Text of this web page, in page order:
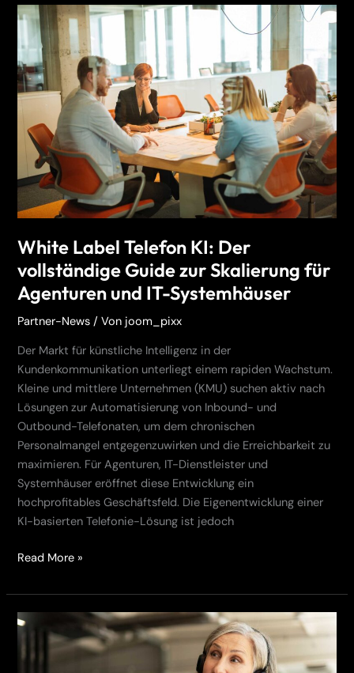
White Label Telefon KI: Der
vollständige Guide zur Skalierung für
Agenturen und IT-Systemhäuser
Partner-News / Von joom_pixx
Der Markt für künstliche Intelligenz in der
Kundenkommunikation unterliegt einem rapiden Wachstum.
Kleine und mittlere Unternehmen (KMU) suchen aktiv nach
Lösungen zur Automatisierung von Inbound- und
Outbound-Telefonaten, um dem chronischen
Personalmangel entgegenzuwirken und die Erreichbarkeit zu
maximieren. Für Agenturen, IT-Dienstleister und
Systemhäuser eröffnet diese Entwicklung ein
hochprofitables Geschäftsfeld. Die Eigenentwicklung einer
KI-basierten Telefonie-Lösung ist jedoch
White
Label
Telefon
KI:
Der
vollständige
Guide
zur
Skalierung
für
Agenturen
und
IT-
Systemhäuser
Read More »
Wie
Online-